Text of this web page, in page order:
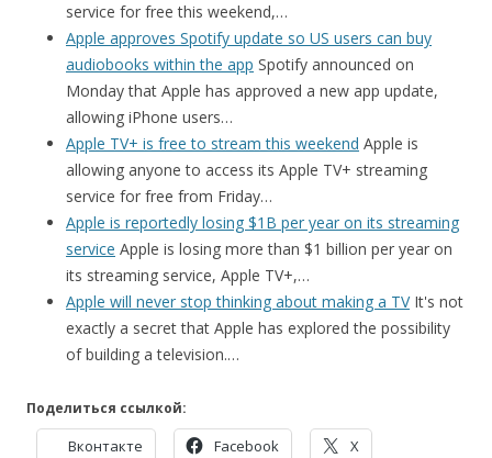
service for free this weekend,…
Apple approves Spotify update so US users can buy
audiobooks within the app Spotify announced on
Monday that Apple has approved a new app update,
allowing iPhone users…
Apple TV+ is free to stream this weekend Apple is
allowing anyone to access its Apple TV+ streaming
service for free from Friday…
Apple is reportedly losing $1B per year on its streaming
service Apple is losing more than $1 billion per year on
its streaming service, Apple TV+,…
Apple will never stop thinking about making a TVIt's not
exactly a secret that Apple has explored the possibility
of building a television.…
Поделиться ссылкой:
Вконтакте Facebook X